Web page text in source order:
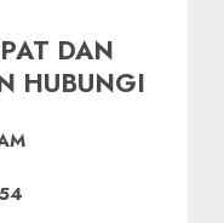
DAN
HUBUNGI